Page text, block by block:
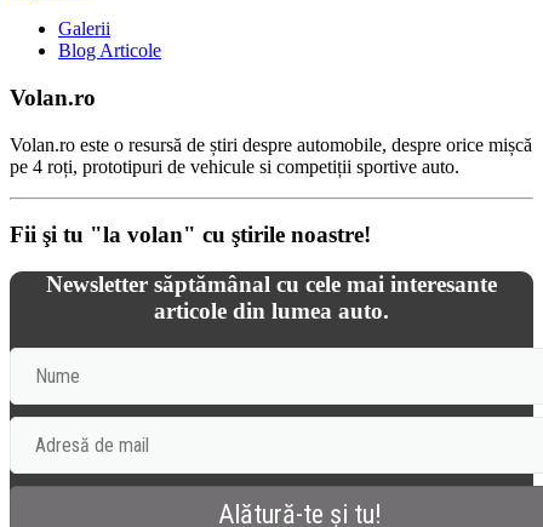
Galerii
Blog Articole
Volan.ro
Volan.ro este o resursă de știri despre automobile, despre orice mișcă
pe 4 roți, prototipuri de vehicule si competiții sportive auto.
Fii şi tu "la volan" cu ştirile noastre!
Newsletter săptămânal cu cele mai interesante
articole din lumea auto.